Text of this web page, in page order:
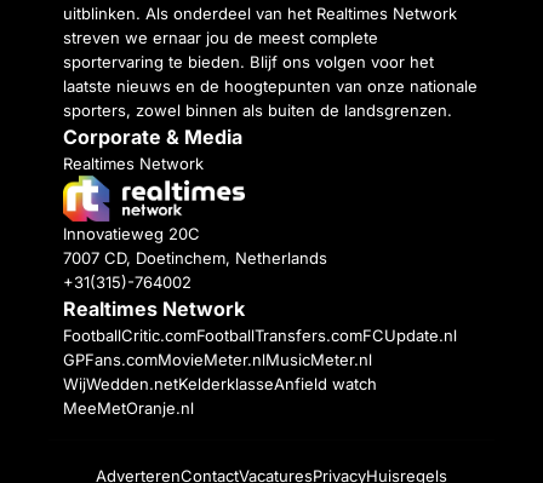
uitblinken. Als onderdeel van het Realtimes Network
streven we ernaar jou de meest complete
sportervaring te bieden. Blijf ons volgen voor het
laatste nieuws en de hoogtepunten van onze nationale
sporters, zowel binnen als buiten de landsgrenzen.
Corporate & Media
Realtimes Network
Innovatieweg 20C
7007 CD, Doetinchem, Netherlands
+31(315)-764002
Realtimes Network
FootballCritic.comFootballTransfers.comFCUpdate.nl
GPFans.comMovieMeter.nlMusicMeter.nl
WijWedden.netKelderklasseAnfield watch
MeeMetOranje.nl
AdverterenContactVacaturesPrivacyHuisregels